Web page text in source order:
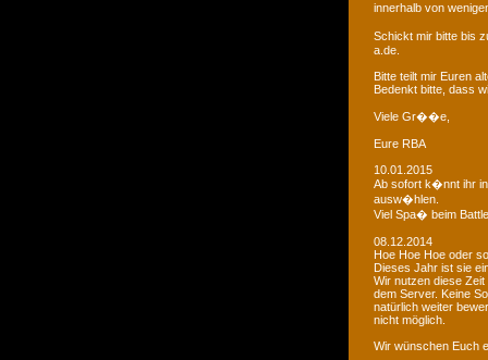
innerhalb von
Schickt mir bitte bis
a.de.
Bitte teilt mir Euren
Bedenkt bitte, dass
Viele Gr��e,
Eure RBA
10.01.2015
Ab sofort k�nnt ihr
ausw�hlen.
Viel Spa� beim
08.12.2014
Hoe Hoe Hoe oder
Dieses Jahr ist sie
Wir nutzen diese
dem Server. Keine
natürlich weiter
nicht möglich.
Wir wünschen Euch